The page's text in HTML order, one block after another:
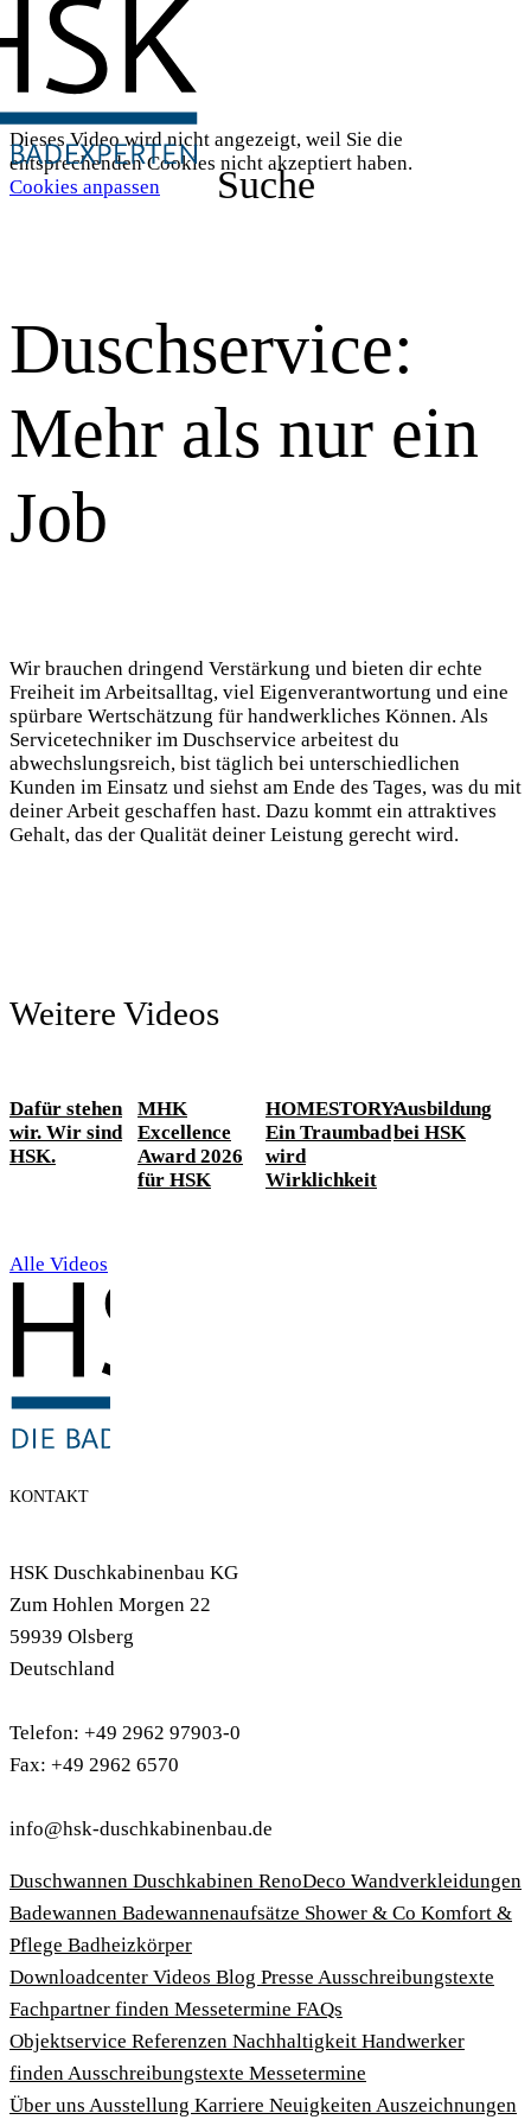
Suche
Dieses Video wird nicht angezeigt, weil Sie die
entsprechenden Cookies nicht akzeptiert haben.
Cookies anpassen
Duschservice:
Mehr als nur ein
Job
Wir brauchen dringend Verstärkung und bieten dir echte
Freiheit im Arbeitsalltag, viel Eigenverantwortung und eine
spürbare Wertschätzung für handwerkliches Können. Als
Servicetechniker im Duschservice arbeitest du
abwechslungsreich, bist täglich bei unterschiedlichen
Kunden im Einsatz und siehst am Ende des Tages, was du mit
deiner Arbeit geschaffen hast. Dazu kommt ein attraktives
Gehalt, das der Qualität deiner Leistung gerecht wird.
Weitere Videos
Dafür stehen
wir. Wir sind
HSK.
MHK
Excellence
Award 2026
für HSK
HOMESTORY:
Ein Traumbad
wird
Wirklichkeit
Ausbildung
bei HSK
Alle Videos
KONTAKT
HSK Duschkabinenbau KG
Zum Hohlen Morgen 22
59939 Olsberg
Deutschland
Telefon: +49 2962 97903-0
Fax: +49 2962 6570
info@hsk-duschkabinenbau.de
Duschwannen Duschkabinen RenoDeco Wandverkleidungen
Badewannen Badewannenaufsätze Shower & Co Komfort &
Pflege Badheizkörper
Download­center Videos Blog Presse Ausschreibungstexte
Fachpartner finden Messetermine FAQs
Objektservice Referenzen Nachhaltigkeit Handwerker
findenAusschreibungstexte Messetermine
Über uns Ausstellung Karriere NeuigkeitenAuszeichnungen